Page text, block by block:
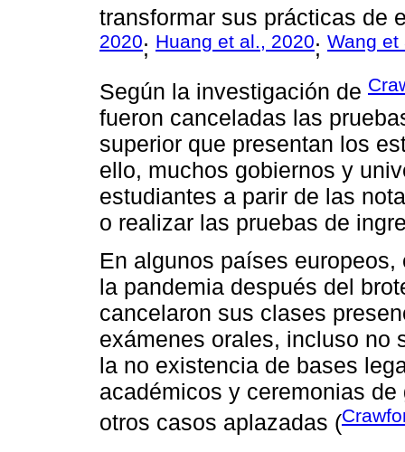
transformar sus prácticas de
2020; Huang et al., 2020; Wang et
Según la investigación de
fueron canceladas las
superior que presentan los
ello, muchos gobiernos y
estudiantes a parir de las
o realizar las pruebas de
En algunos países
la pandemia después del
cancelaron sus clases
exámenes orales, incluso no
la no existencia de bases
académicos y ceremonias
otros casos aplazadas (